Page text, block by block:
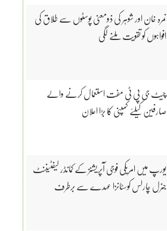
نمرہ خان اور شوہر کی ذومعنی پوسٹوں سے طلاق کی
افواہوں کو تقویت ملنے لگی
چیٹ جی پی ٹی مفت استعمال کرنے والے
صارفین کیلئے کمپنی کا بڑا اعلان
یورپ میں امریکی فوجی آپریشنز کے کمانڈر لیفٹیننٹ
جنرل چارلس کوسٹانزا عہدے سے برطرف